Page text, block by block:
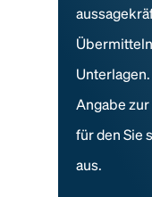
Angabe
für den Sie
aus.